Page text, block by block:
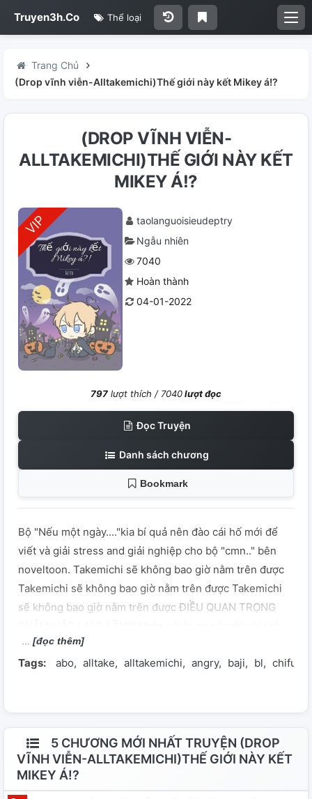
Truyen3h.Co Thể loại
Trang Chủ
(Drop vĩnh viễn-Alltakemichi)Thế giới này kết Mikey á!?
(DROP VĨNH VIỄN-
ALLTAKEMICHI)THẾ GIỚI NÀY KẾT
MIKEY Á!?
taolanguoisieudeptry
Ngẫu nhiên
7040
Hoàn thành
04-01-2022
797 lượt thích / 7040lượt đọc
Đọc Truyện
Danh sách chương
Bookmark
Bộ "Nếu một ngày...."kia bí quả nên đào cái hố mới để
viết và giải stress and giải nghiệp cho bộ "cmn.." bên
noveltoon. Takemichi sẽ không bao giờ nằm trên được
Takemichi sẽ không bao giờ nằm trên được Takemichi
sẽ không bao giờ nằm trên được ĐIỀU QUAN TRỌNG
tiết nhỏ bị thay đổi
[đọc thêm]
Tags: abo alltake alltakemichi angry baji bl chifuyu
5 CHƯƠNG MỚI NHẤT TRUYỆN (DROP
VĨNH VIỄN-ALLTAKEMICHI)THẾ GIỚI NÀY KẾT
MIKEY Á!?